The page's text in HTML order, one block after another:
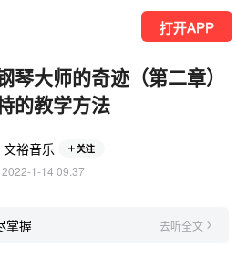
打开APP
琴大师的奇迹（第二章）
的教学方法
文裕音乐 关注
2022-1-14 09:37
掌握 去听全文